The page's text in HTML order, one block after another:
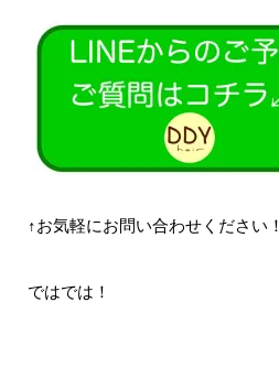
↑お気軽にお問い合わせください！
ではでは！